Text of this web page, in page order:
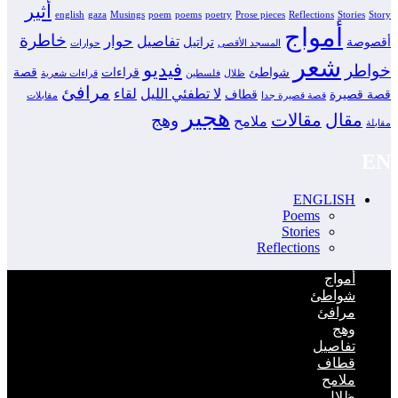
english gaza Musings poem poems poetry Prose pieces Reflections Stories Story أثير
أقصوصة أمواج المسجد الأقصى تراتيل تفاصيل حوار حوارات خاطرة
خواطر شعر شواطئ ظلال فلسطين فيديو قراءات قراءات شعرية قصة
قصة قصيرة قصة قصيرة جدا قطاف لا تطفئي الليل لقاء مرافئ مقابلات
مقابلة مقال مقالات ملامح هجير وهج
ENGLISH
Poems
Stories
Reflections
أمواج
شواطئ
مرافئ
وهج
تفاصيل
قطاف
ملامح